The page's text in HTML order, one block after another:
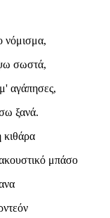
νόμισμα,
σωστά,
αγάπησες,
ξανά.
μπάσο